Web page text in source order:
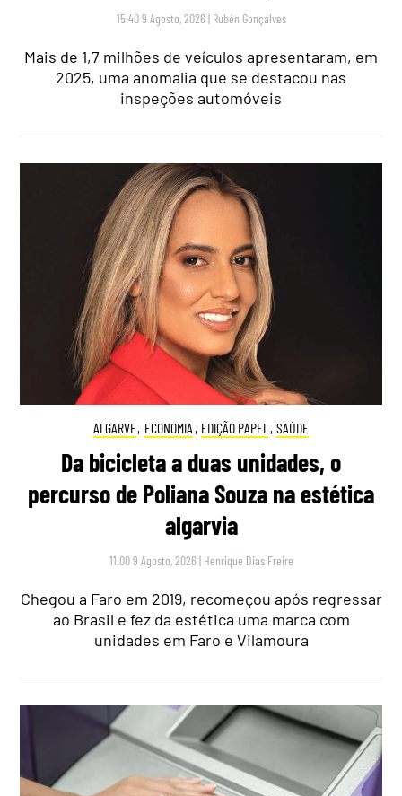
15:40 9 Agosto, 2026 | Rubén Gonçalves
Mais de 1,7 milhões de veículos apresentaram, em
2025, uma anomalia que se destacou nas
inspeções automóveis
ALGARVE, ECONOMIA , EDIÇÃO PAPEL , SAÚDE
Da bicicleta a duas unidades, o
percurso de Poliana Souza na estética
algarvia
11:00 9 Agosto, 2026 | Henrique Dias Freire
Chegou a Faro em 2019, recomeçou após regressar
ao Brasil e fez da estética uma marca com
unidades em Faro e Vilamoura